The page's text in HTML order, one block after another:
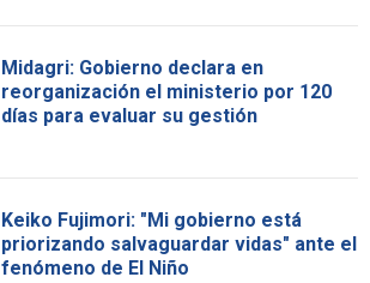
Midagri: Gobierno declara en
reorganización el ministerio por 120
días para evaluar su gestión
Keiko Fujimori: "Mi gobierno está
priorizando salvaguardar vidas" ante el
fenómeno de El Niño